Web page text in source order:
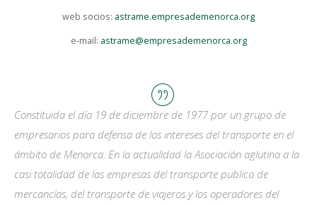
web socios: astrame.empresademenorca.org
e-mail: astrame@empresademenorca.org
Constituida el día 19 de diciembre de 1977 por un grupo de
empresarios para defensa de los intereses del transporte en el
ámbito de Menorca. En la actualidad la Asociación aglutina a la
casi totalidad de las empresas del transporte publico de
mercancías, del transporte de viajeros y los operadores del